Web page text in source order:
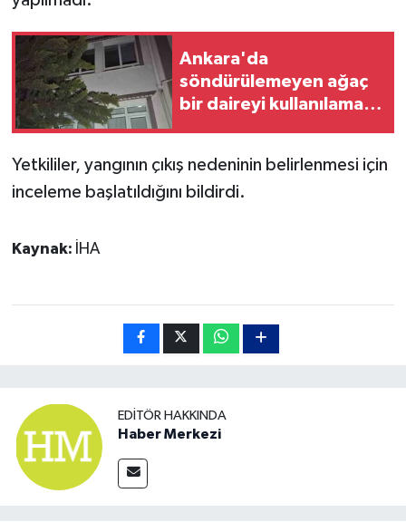
Ankara'da
söndürülemeyen ağaç
bir daireyi kullanılamaz
Yetkililer, yangının çıkış nedeninin belirlenmesi için
inceleme başlatıldığını bildirdi.
Kaynak: İHA
EDITÖR HAKKINDA
Haber Merkezi